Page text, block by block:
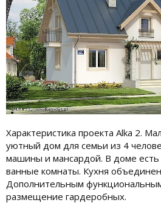
Характеристика проекта Alka 2.
уютный дом для семьи из 4
машины и мансардой. В доме есть
ванные комнаты. Кухня
Дополнительным
размещение гардеробных.